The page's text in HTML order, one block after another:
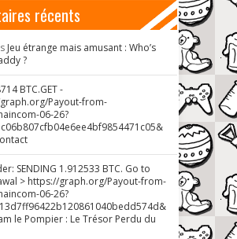
récents
Jeu étrange mais amusant : Who’s
?
BTC.GET -
Payout-from-
06-26?
SENDING 1.912533 BTC. Go to
> https://graph.org/Payout-from-
06-26?
le Pompier : Le Trésor Perdu du